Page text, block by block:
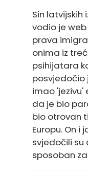
Sin
vodio je
prava
onima iz
psihijatara
posvjedočio
imao 'jezivu'
da je bio
bio otrovan
Europu. On i
svjedočili su
sposoban